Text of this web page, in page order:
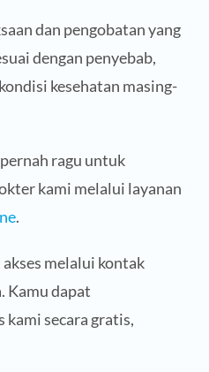
dan pengobatan yang
dengan penyebab,
kesehatan masing-
ragu untuk
kami melalui layanan
.
melalui kontak
Kamu dapat
secara gratis,